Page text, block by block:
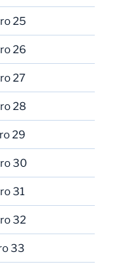
25
26
27
28
29
30
31
32
33